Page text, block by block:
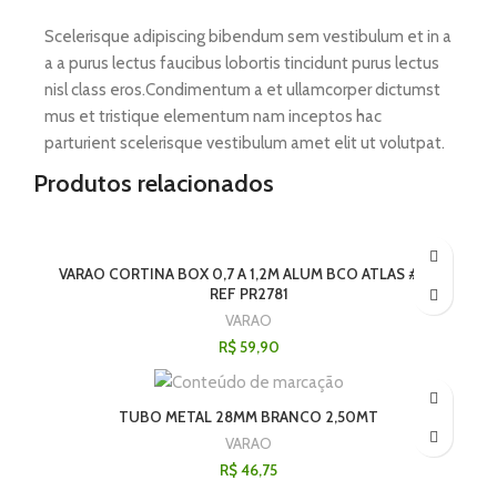
Scelerisque adipiscing bibendum sem vestibulum et in a
a a purus lectus faucibus lobortis tincidunt purus lectus
nisl class eros.Condimentum a et ullamcorper dictumst
mus et tristique elementum nam inceptos hac
parturient scelerisque vestibulum amet elit ut volutpat.
Produtos relacionados
VARAO CORTINA BOX 0,7 A 1,2M ALUM BCO ATLAS #V –
REF PR2781
VARAO
R$59,90
TUBO METAL 28MM BRANCO 2,50MT
VARAO
R$46,75